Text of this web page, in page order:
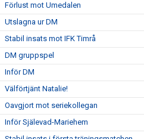
Förlust mot Umedalen
Utslagna ur DM
Stabil insats mot IFK Timrå
DM gruppspel
Inför DM
Välförtjänt Natalie!
Oavgjort mot seriekollegan
Inför Själevad-Mariehem